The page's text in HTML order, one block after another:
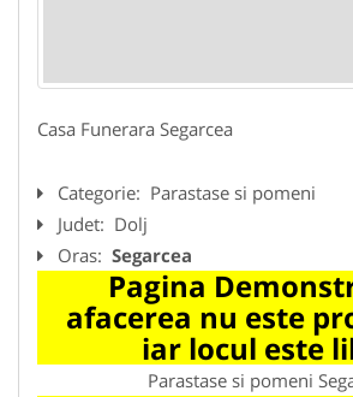
Casa Funerara Segarcea
Categorie: Parastase si pomeni
Judet: Dolj
Oras: Segarcea
Pagina
afacerea nu este
iar locul este
Parastase si pomeni